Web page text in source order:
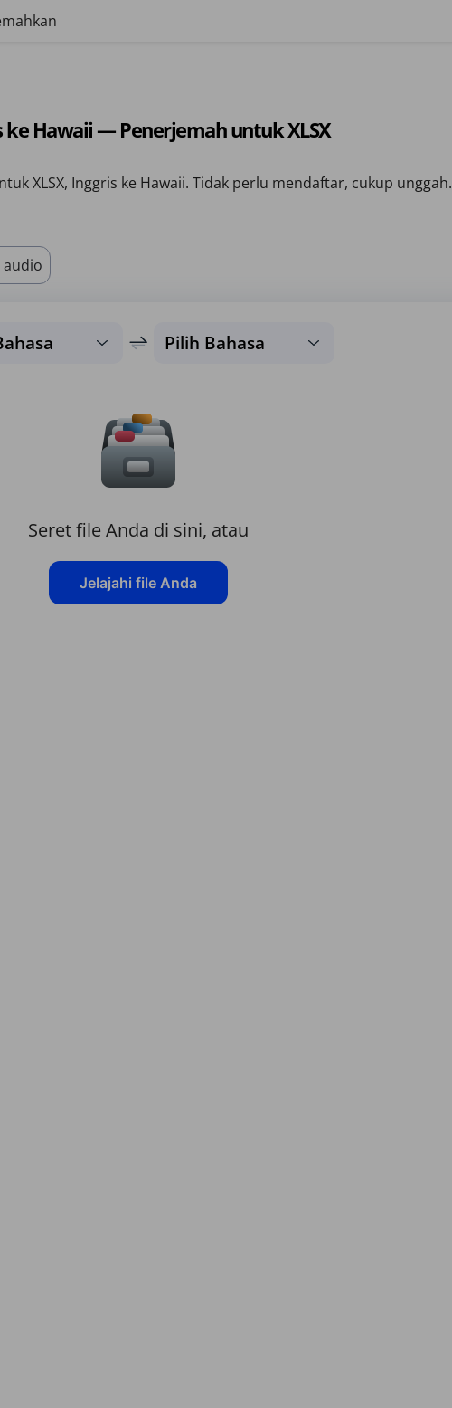
ke Hawaii — Penerjemah untuk XLSX
XLSX, Inggris ke Hawaii. Tidak perlu mendaftar, cukup unggah.
Pilih Bahasa
Seret file Anda di sini, atau
Jelajahi file Anda